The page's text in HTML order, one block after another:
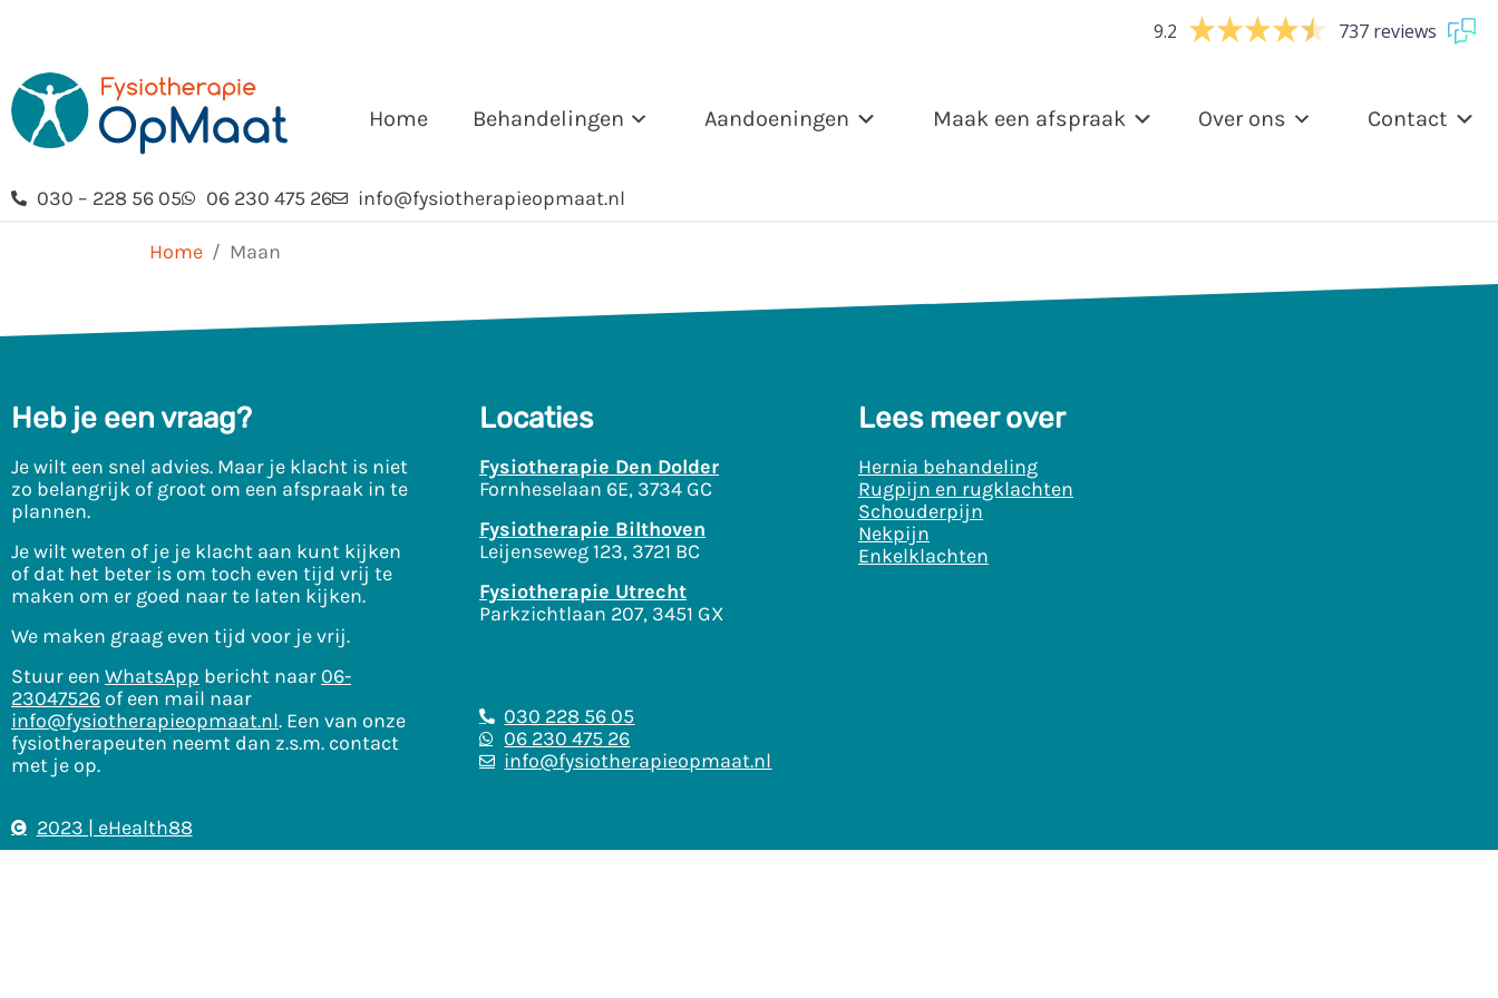
9.2 737 reviews
Home Behandelingen Aandoeningen Maak een afspraak Over ons Contact
030 – 228 56 05 06 230 475 26 info@fysiotherapieopmaat.nl
Home Maan
Heb je een vraag?
Je wilt een snel advies. Maar je klacht is niet
zo belangrijk of groot om een afspraak in te
plannen.
Je wilt weten of je je klacht aan kunt kijken
of dat het beter is om toch even tijd vrij te
maken om er goed naar te laten kijken.
We maken graag even tijd voor je vrij.
Stuur een WhatsApp bericht naar 06-
23047526 of een mail naar
info@fysiotherapieopmaat.nl. Een van onze
fysiotherapeuten neemt dan z.s.m. contact
met je op.
Locaties
Fysiotherapie Den Dolder
Fornheselaan 6E, 3734 GC
Fysiotherapie Bilthoven
Leijenseweg 123, 3721 BC
Fysiotherapie Utrecht
Parkzichtlaan 207, 3451 GX
030 228 56 05
06 230 475 26
info@fysiotherapieopmaat.nl
Lees meer over
Hernia behandeling
Rugpijn en rugklachten
Schouderpijn
Nekpijn
Enkelklachten
2023 | eHealth88